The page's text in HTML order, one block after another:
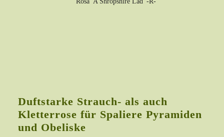
Duftstarke Strauch- als auch
Kletterrose für Spaliere Pyramiden
und Obeliske